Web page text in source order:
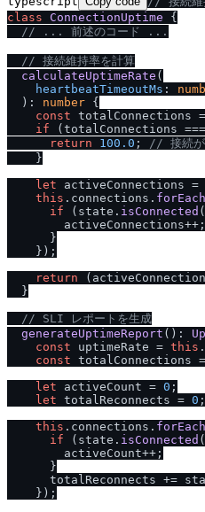
class
ConnectionUptime {
// ... 前述のコード ...
// 接続維持率を計算
calculateUptimeRate (
heartbeatTimeoutMs :
  ):
number {
const totalConnections
if (totalConnections
return
100.0 ; // 接続
    }
let activeConnections =
this . connections . forEach
if (state. isConnected
        activeConnections++;
      }
    });
return
  }
// SLI レポートを生成
generateUptimeReport ():
const uptimeRate = this .
const totalConnections
let activeCount = 0 ;
let totalReconnects = 0 ;
this . connections . forEach
if (state. isConnected
        activeCount++;
      }
totalReconnects +=
    });